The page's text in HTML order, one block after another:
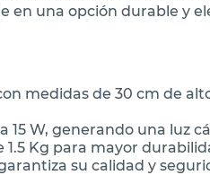
en una opción durable y
medidas de 30 cm de
W, generando una luz
1.5 Kg para mayor
su calidad y